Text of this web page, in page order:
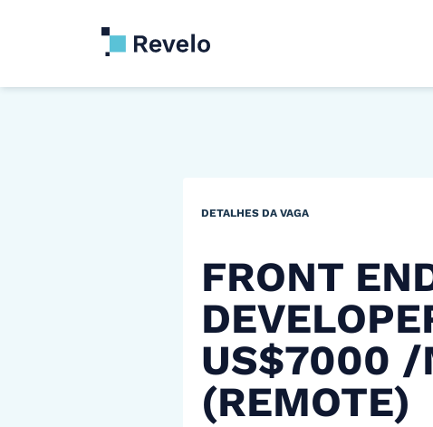
DETALHES DA VAGA
FRONT
US$7000 /
(REMOTE)